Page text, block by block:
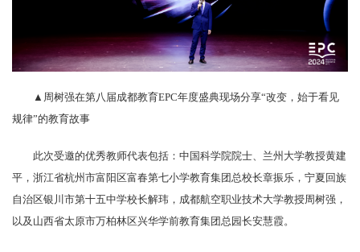
▲周树强在第八届成都教育EPC年度盛典现场分享“改变，始于看见
规律”的教育故事
此次受邀的优秀教师代表包括：中国科学院院士、兰州大学教授黄建
平，浙江省杭州市富阳区富春第七小学教育集团总校长章振乐，宁夏回族
自治区银川市第十五中学校长解玮，成都航空职业技术大学教授周树强，
以及山西省太原市万柏林区兴华学前教育集团总园长安慧霞。